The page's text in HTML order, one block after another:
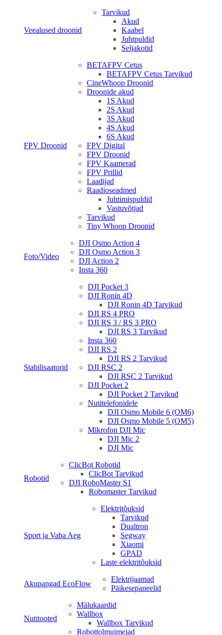
Veealused droonid
Tarvikud
Akud
Kaabel
Juhtpuldid
Seljakotid
FPV Droonid
BETAFPV Cetus
BETAFPV Cetus Tarvikud
CineWhoop Droonid
Droonide akud
1S Akud
2S Akud
3S Akud
4S Akud
6S Akud
FPV Digital
FPV Droonid
FPV Kaamerad
FPV Prillid
Laadijad
Raadioseadmed
Juhtimispuldid
Vastuvõtjad
Tarvikud
Tiny Whoop Droonid
Foto/Video
DJI Osmo Action 4
DJI Osmo Action 3
DJI Action 2
Insta 360
Stabilisaatorid
DJI Pocket 3
DJI Ronin 4D
DJI Ronin 4D Tarvikud
DJI RS 4 PRO
DJI RS 3 / RS 3 PRO
DJI RS 3 Tarvikud
Insta 360
DJI RS 2
DJI RS 2 Tarvikud
DJI RSC 2
DJI RSC 2 Tarvikud
DJI Pocket 2
DJI Pocket 2 Tarvikud
Nutitelefonidele
DJI Osmo Mobile 6 (OM6)
DJI Osmo Mobile 5 (OM5)
Mikrofon DJI Mic
DJI Mic 2
DJI Mic
Robotid
ClicBot Robotid
ClicBot Tarvikud
DJI RoboMaster S1
Robomaster Tarvikud
Sport ja Vaba Aeg
Elektritõuksid
Tarvikud
Dualtron
Segway
Xiaomi
GPAD
Laste elektritõuksid
Akupangad EcoFlow
Elektrijaamad
Päikesepaneelid
Nutitooted
Mälukaardid
Wallbox
Wallbox Tarvikud
Robottolmuimejad